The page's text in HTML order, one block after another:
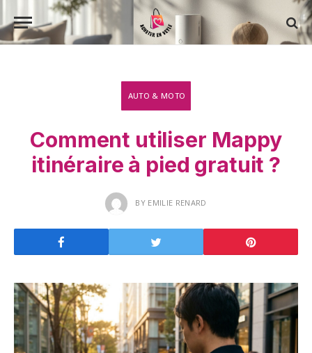
AUTO & MOTO
Comment utiliser Mappy
itinéraire à pied gratuit ?
BY EMILIE RENARD